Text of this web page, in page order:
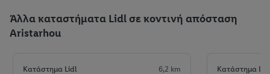
Άλλα καταστήματα Lidl σε κοντινή απόσταση
Aristarhou
Κατάστημα Lidl 6,2 km Κατάστημα